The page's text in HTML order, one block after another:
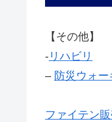
【その他】
‐ リハビリ
– 防災ウォ
ファイテン